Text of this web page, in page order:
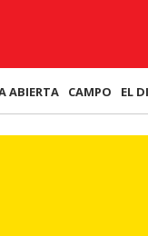
ABIERTA CAMPO EL